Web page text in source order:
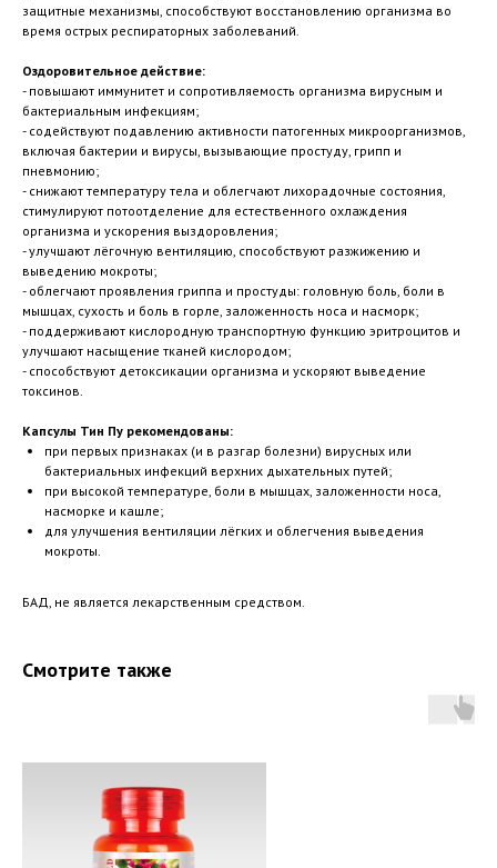
защитные механизмы, способствуют восстановлению организма во
время острых респираторных заболеваний.
Оздоровительное действие:
- повышают иммунитет и сопротивляемость организма вирусным и
бактериальным инфекциям;
- содействуют подавлению активности патогенных микроорганизмов,
включая бактерии и вирусы, вызывающие простуду, грипп и
пневмонию;
- снижают температуру тела и облегчают лихорадочные состояния,
стимулируют потоотделение для естественного охлаждения
организма и ускорения выздоровления;
- улучшают лёгочную вентиляцию, способствуют разжижению и
выведению мокроты;
- облегчают проявления гриппа и простуды: головную боль, боли в
мышцах, сухость и боль в горле, заложенность носа и насморк;
- поддерживают кислородную транспортную функцию эритроцитов и
улучшают насыщение тканей кислородом;
- способствуют детоксикации организма и ускоряют выведение
токсинов.
Капсулы Тин Пу рекомендованы:
при первых признаках (и в разгар болезни) вирусных или
бактериальных инфекций верхних дыхательных путей;
при высокой температуре, боли в мышцах, заложенности носа,
насморке и кашле;
для улучшения вентиляции лёгких и облегчения выведения
мокроты.
БАД, не является лекарственным средством.
Смотрите также